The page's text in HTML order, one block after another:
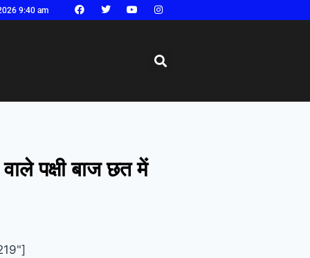
9:40 am
पक्षी बाज छत में